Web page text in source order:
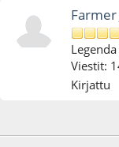
Farmer
Legenda
Viestit:
Kirjattu